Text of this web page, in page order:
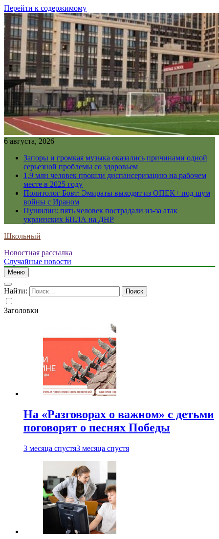
Перейти к содержимому
6 августа, 2026
Запоры и громкая музыка оказались причинами одной
серьезной проблемы со здоровьем
1,9 млн человек прошли диспансеризацию на рабочем
месте в 2025 году
Политолог Бовт: Эмираты выходят из ОПЕК+ под шум
войны с Ираном
Пушилин: пять человек пострадали из-за атак
украинских БПЛА на ДНР
Школьный
Новостная рассылка
Случайные новости
Меню
Найти:
Заголовки
На «Разговорах о важном» с детьми
поговорят о песнях Победы
3 месяца спустя3 месяца спустя